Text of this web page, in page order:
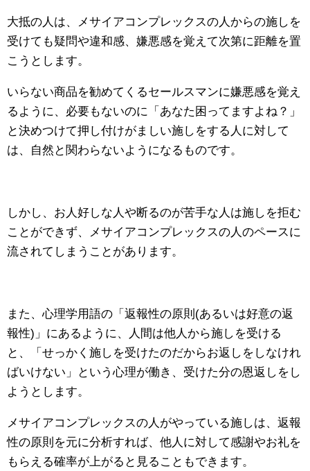
大抵の人は、メサイアコンプレックスの人からの施しを
受けても疑問や違和感、嫌悪感を覚えて次第に距離を置
こうとします。
いらない商品を勧めてくるセールスマンに嫌悪感を覚え
るように、必要もないのに「あなた困ってますよね？」
と決めつけて押し付けがましい施しをする人に対して
は、自然と関わらないようになるものです。
しかし、お人好しな人や断るのが苦手な人は施しを拒む
ことができず、メサイアコンプレックスの人のペースに
流されてしまうことがあります。
また、心理学用語の「返報性の原則(あるいは好意の返
報性)」にあるように、人間は他人から施しを受ける
と、「せっかく施しを受けたのだからお返しをしなけれ
ばいけない」という心理が働き、受けた分の恩返しをし
ようとします。
メサイアコンプレックスの人がやっている施しは、返報
性の原則を元に分析すれば、他人に対して感謝やお礼を
もらえる確率が上がると見ることもできます。